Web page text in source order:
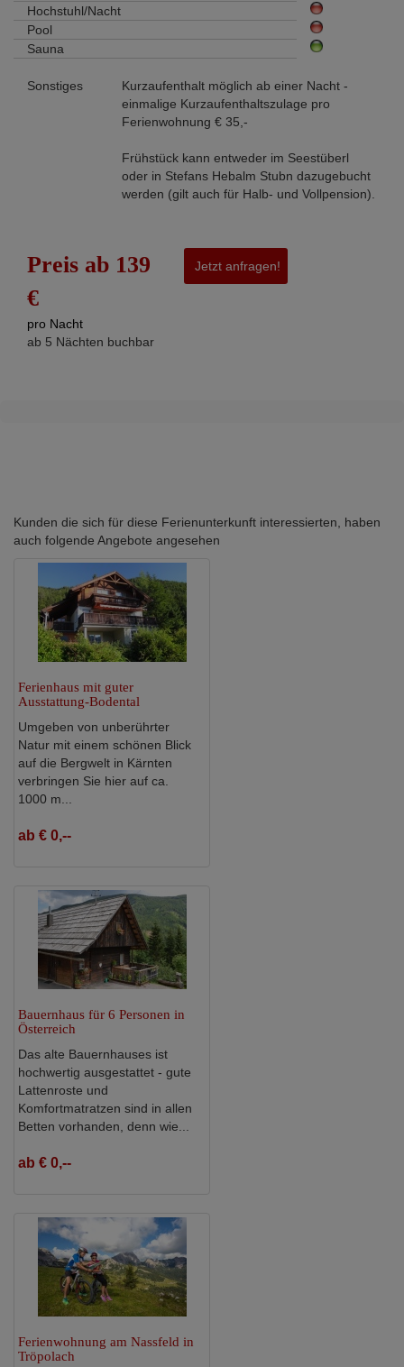
Hochstuhl/Nacht
Pool
Sauna
Sonstiges
Kurzaufenthalt möglich ab einer Nacht -
einmalige Kurzaufenthaltszulage pro
Ferienwohnung € 35,-
Frühstück kann entweder im Seestüberl
oder in Stefans Hebalm Stubn dazugebucht
werden (gilt auch für Halb- und Vollpension).
Preis ab 139
€
pro Nacht
ab 5 Nächten buchbar
Jetzt anfragen!
Kunden die sich für diese Ferienunterkunft interessierten, haben
auch folgende Angebote angesehen
Ferienhaus mit guter
Ausstattung-Bodental
Umgeben von unberührter
Natur mit einem schönen Blick
auf die Bergwelt in Kärnten
verbringen Sie hier auf ca.
1000 m...
ab € 0,--
Bauernhaus für 6 Personen in
Österreich
Das alte Bauernhauses ist
hochwertig ausgestattet - gute
Lattenroste und
Komfortmatratzen sind in allen
Betten vorhanden, denn wie...
ab € 0,--
Ferienwohnung am Nassfeld in
Tröpolach